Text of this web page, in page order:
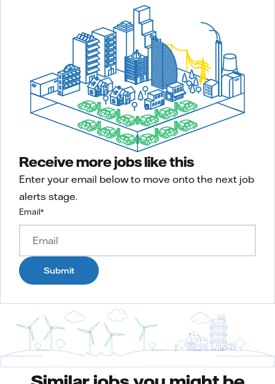
Receive more jobs like this
Enter your email below to move onto the next job
alerts stage.
Email*
Submit